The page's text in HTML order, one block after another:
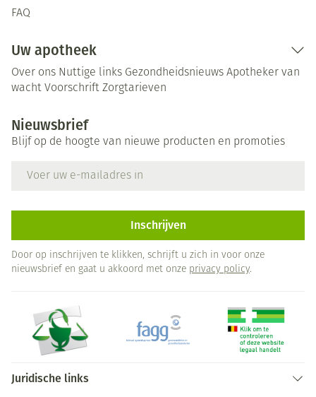
FAQ
Uw apotheek
Over ons Nuttige links Gezondheidsnieuws Apotheker van
wacht Voorschrift Zorgtarieven
Nieuwsbrief
Blijf op de hoogte van nieuwe producten en promoties
Inschrijven
Door op inschrijven te klikken, schrijft u zich in voor onze
nieuwsbrief en gaat u akkoord met onze privacy policy.
Juridische links